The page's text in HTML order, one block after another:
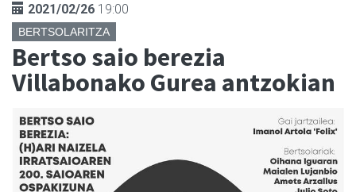
2021/02/26 19:00
BERTSOLARITZA
Bertso saio berezia
Villabonako Gurea antzokian